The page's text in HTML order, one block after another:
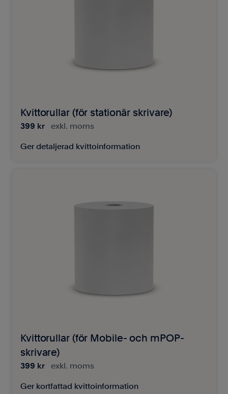
Kvittorullar (för stationär skrivare)
399 kr exkl. moms
Ger detaljerad kvittoinformation
Kvittorullar (för Mobile- och mPOP-
skrivare)
399 kr exkl. moms
Ger kortfattad kvittoinformation